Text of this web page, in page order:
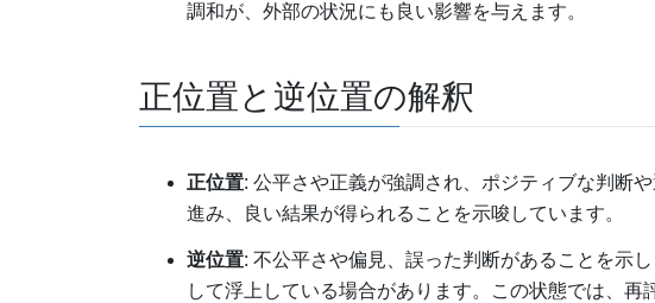
調和が、外部の状況にも良い影響を与えます。
正位置と逆位置の解釈
正位置: 公平さや正義が強調され、ポジティブな判断
進み、良い結果が得られることを示唆しています。
逆位置: 不公平さや偏見、誤った判断があることを示
して浮上している場合があります。この状態では、再